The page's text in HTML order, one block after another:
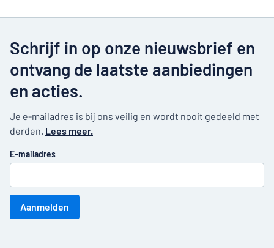
Schrijf in op onze nieuwsbrief en
ontvang de laatste aanbiedingen
en acties.
Je e-mailadres is bij ons veilig en wordt nooit gedeeld met
derden. Lees meer.
E-mailadres
Aanmelden